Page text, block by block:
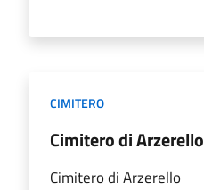
CIMITERO
Cimitero di Arzerello
Cimitero di Arzerello